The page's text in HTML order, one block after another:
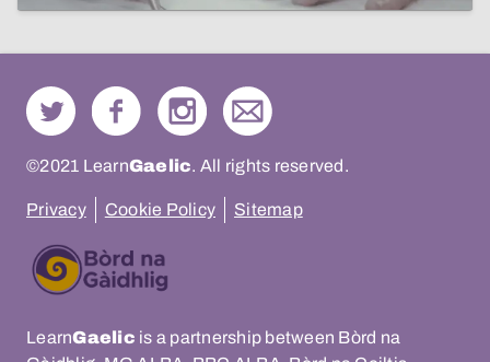
©2021 LearnGaelic. All rights reserved.
Privacy Cookie Policy Sitemap
LearnGaelic is a partnership between Bòrd na